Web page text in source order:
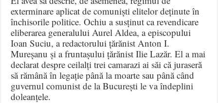
exterminare aplicat de comuniști elitelor deținute în
închisorile politice. Ochiu a susținut ca revendicare
eliberarea generalului Aurel Aldea, a episcopului
Ioan Suciu, a redactorului țărănist Anton I.
Mureșanu și a fruntașului țărănist Ilie Lazăr. El a mai
declarat despre ceilalți trei camarazi ai săi că juraseră
să rămână în legație până la moarte sau până când
guvernul comunist de la București le va îndeplini
doleanțele.